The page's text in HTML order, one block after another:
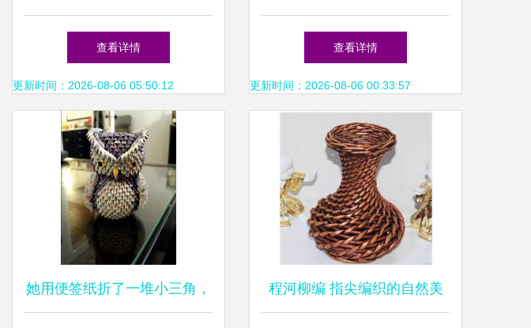
的自然之美
查看详情
更新时间：2026-08-06 05:50:12
手工艺品背后，难民的烟火人
生
查看详情
更新时间：2026-08-06 00:33:57
她用便签纸折了一堆小三角， 程河柳编 指尖编织的自然美